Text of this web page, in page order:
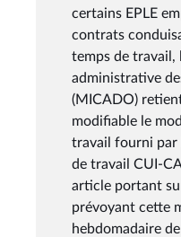
certains EPLE
contrats
temps de travail,
administrative
(MICADO)
modifiable le
travail fourni par
de travail CUI-
article portant
prévoyant cette
hebdomadaire